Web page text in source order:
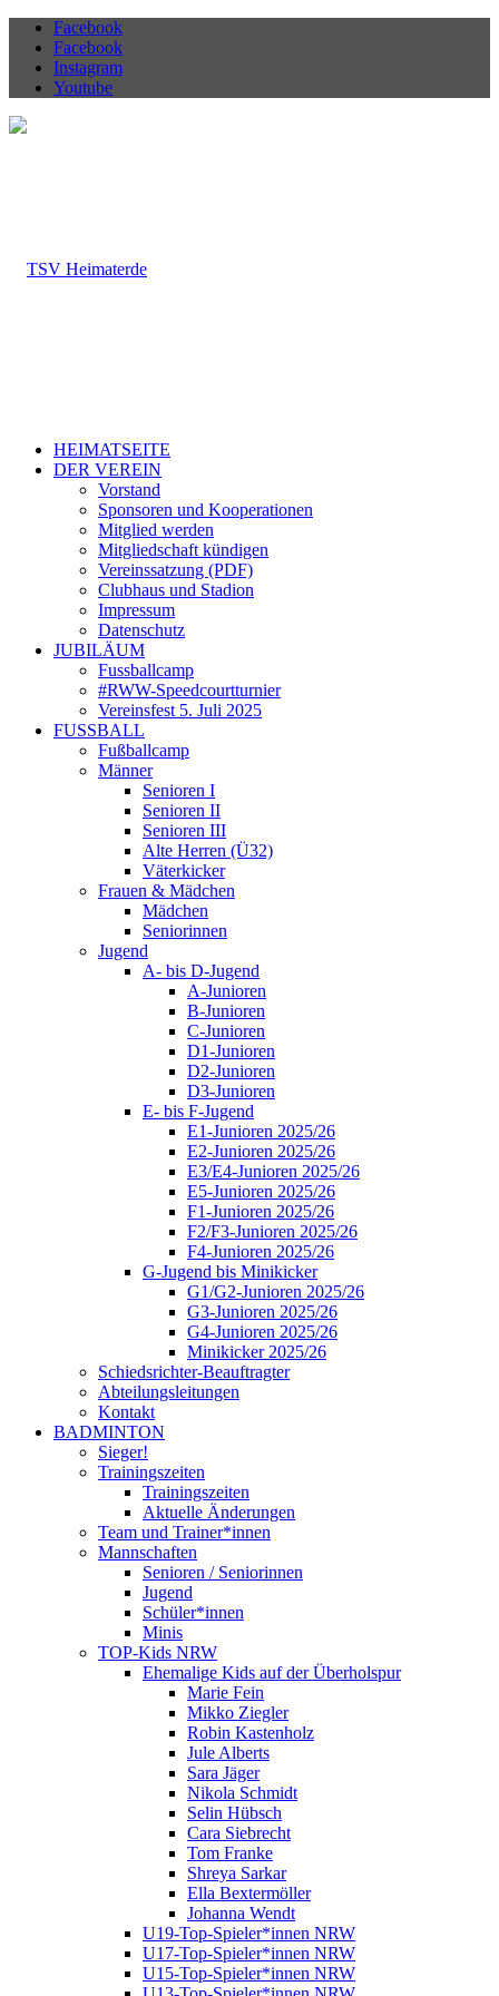
Facebook
Facebook
Instagram
Youtube
HEIMATSEITE
DER VEREIN
Vorstand
Sponsoren und Kooperationen
Mitglied werden
Mitgliedschaft kündigen
Vereinssatzung (PDF)
Clubhaus und Stadion
Impressum
Datenschutz
JUBILÄUM
Fussballcamp
#RWW-Speedcourtturnier
Vereinsfest 5. Juli 2025
FUSSBALL
Fußballcamp
Männer
Senioren I
Senioren II
Senioren III
Alte Herren (Ü32)
Väterkicker
Frauen & Mädchen
Mädchen
Seniorinnen
Jugend
A- bis D-Jugend
A-Junioren
B-Junioren
C-Junioren
D1-Junioren
D2-Junioren
D3-Junioren
E- bis F-Jugend
E1-Junioren 2025/26
E2-Junioren 2025/26
E3/E4-Junioren 2025/26
E5-Junioren 2025/26
F1-Junioren 2025/26
F2/F3-Junioren 2025/26
F4-Junioren 2025/26
G-Jugend bis Minikicker
G1/G2-Junioren 2025/26
G3-Junioren 2025/26
G4-Junioren 2025/26
Minikicker 2025/26
Schiedsrichter-Beauftragter
Abteilungsleitungen
Kontakt
BADMINTON
Sieger!
Trainingszeiten
Trainingszeiten
Aktuelle Änderungen
Team und Trainer*innen
Mannschaften
Senioren / Seniorinnen
Jugend
Schüler*innen
Minis
TOP-Kids NRW
Ehemalige Kids auf der Überholspur
Marie Fein
Mikko Ziegler
Robin Kastenholz
Jule Alberts
Sara Jäger
Nikola Schmidt
Selin Hübsch
Cara Siebrecht
Tom Franke
Shreya Sarkar
Ella Bextermöller
Johanna Wendt
U19-Top-Spieler*innen NRW
U17-Top-Spieler*innen NRW
U15-Top-Spieler*innen NRW